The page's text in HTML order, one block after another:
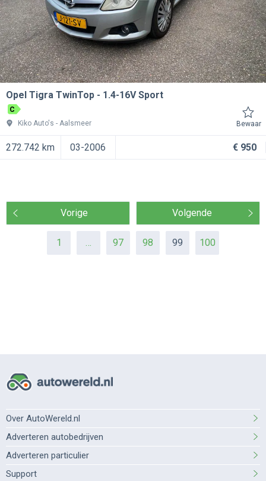
Opel Tigra TwinTop 1.4-16V Sport
C
Kiko Auto's
Aalsmeer Bewaar
272.742 km 03-2006 € 950
Vorige
1 … 97 98 99 100
Volgende
Over AutoWereld.nl
Adverteren autobedrijven
Adverteren particulier
Support